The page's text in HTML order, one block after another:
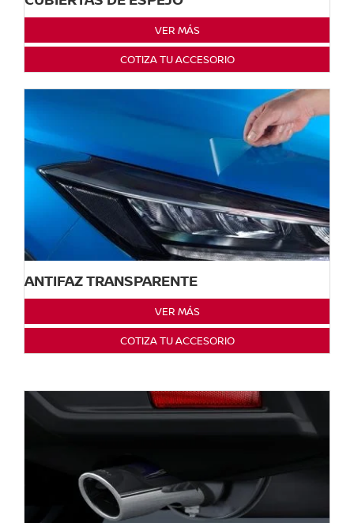
VER MÁS
COTIZA TU ACCESORIO
ANTIFAZ TRANSPARENTE
VER MÁS
COTIZA TU ACCESORIO